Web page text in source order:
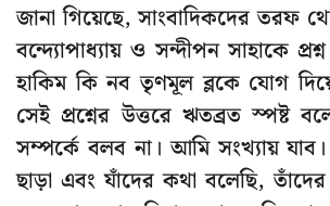
জানা গিয়েছে, সাংবাদিকদের তরফ
বন্দ্যোপাধ্যায় ও সন্দীপন সাহাকে
হাকিম কি নব তৃণমূল ব্লকে যোগ
সেই প্রশ্নের উত্তরে ঋতব্রত স্পষ্ট
সম্পর্কে বলব না। আমি সংখ্যায়
ছাড়া এবং যাঁদের কথা বলেছি,